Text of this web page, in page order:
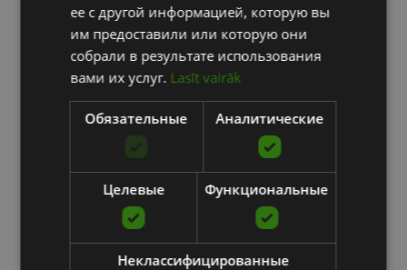
ее с другой информацией, которую вы
им предоставили или которую они
собрали в результате использования
вами их услуг. Lasīt vairāk
Обязательные Аналитические
Целевые Функциональные
Неклассифицированные